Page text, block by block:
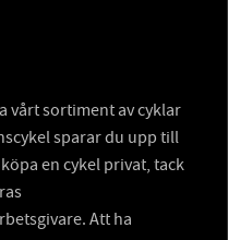
vårt sortiment av cyklar
sparar du upp till
en cykel privat, tack
Att ha